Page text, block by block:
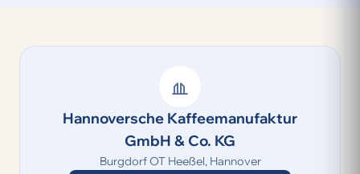
Hannoversche Kaffeemanufaktur
GmbH & Co. KG
Burgdorf OT Heeßel, Hannover